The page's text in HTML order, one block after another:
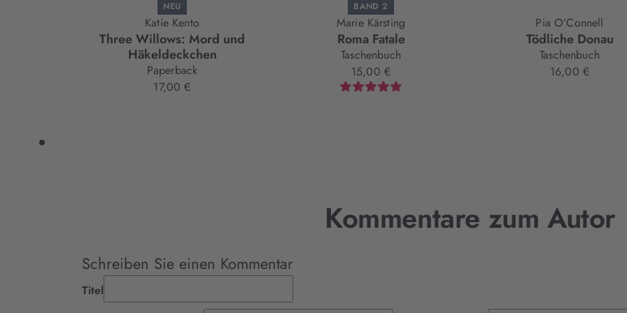
NEU
Katie Kento
Three Willows: Mord und
Häkeldeckchen
Paperback
17,00 €
BAND 2
Marie Kärsting
Roma Fatale
Taschenbuch
15,00 €
Pia O’Connell
Tödliche Donau
Taschenbuch
16,00 €
Kommentare zum Autor
Schreiben Sie einen Kommentar
Titel